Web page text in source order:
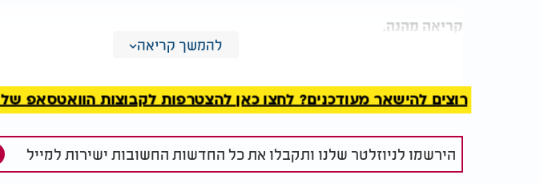
קריאה מהנה.
להמשך קריאה
רוצים להישאר מעודכנים? לחצו כאן להצטרפות לקבוצות הוואטסאפ של ערוץ
הירשמו לניוזלטר שלנו ותקבלו את כל החדשות החשובות ישירות למייל